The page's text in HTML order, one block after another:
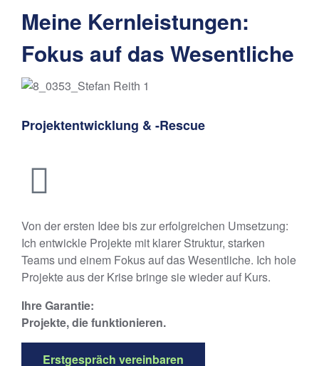
Meine Kernleistungen:
Fokus auf das Wesentliche
Projektentwicklung & -Rescue
Von der ersten Idee bis zur erfolgreichen Umsetzung:
Ich entwickle Projekte mit klarer Struktur, starken
Teams und einem Fokus auf das Wesentliche. Ich hole
Projekte aus der Krise bringe sie wieder auf Kurs.
Ihre Garantie:
Projekte, die funktionieren.
Erstgespräch vereinbaren